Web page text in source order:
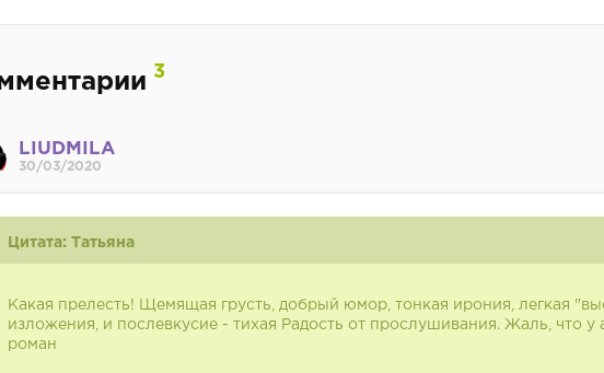
3
LIUDMILA
30/03/2020
Цитата: Татьяна
Какая прелесть! Щемящая грусть, добрый юмор, тонкая ирония, легкая
изложения, и послевкусие - тихая Радость от прослушивания. Жаль, что у
роман